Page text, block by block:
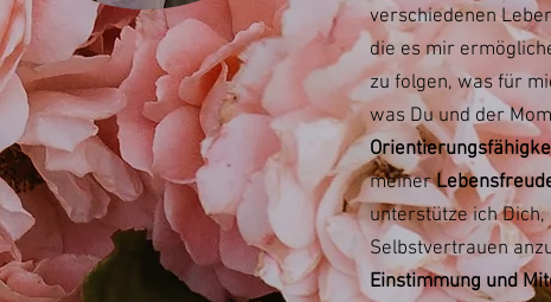
verschiedenen
die es mir
zu folgen, was für
was Du und der
meiner
unterstütze ich
Selbstvertrauen
Einstimmung und